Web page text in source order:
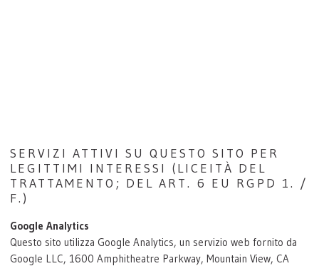
SERVIZI ATTIVI SU QUESTO SITO PER
LEGITTIMI INTERESSI (LICEITÀ DEL
TRATTAMENTO; DEL ART. 6 EU RGPD 1. /
F.)
Google Analytics
Questo sito utilizza Google Analytics, un servizio web fornito da
Google LLC, 1600 Amphitheatre Parkway, Mountain View, CA